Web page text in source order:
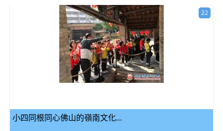
小四同根同心佛山的嶺南文化...
22